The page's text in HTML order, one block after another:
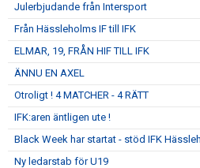
Julerbjudande från Intersport
Från Hässleholms IF till IFK
ELMAR, 19, FRÅN HIF TILL IFK
ÄNNU EN AXEL
Otroligt ! 4 MATCHER - 4 RÄTT
IFK:aren äntligen ute !
Black Week har startat - stöd IFK
Ny ledarstab för U19